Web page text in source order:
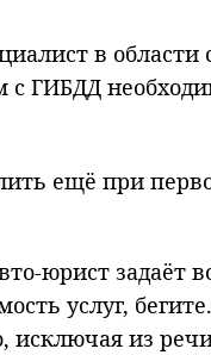
в области
с ГИБДД
ещё при
юрист задаёт
услуг, бегите.
из